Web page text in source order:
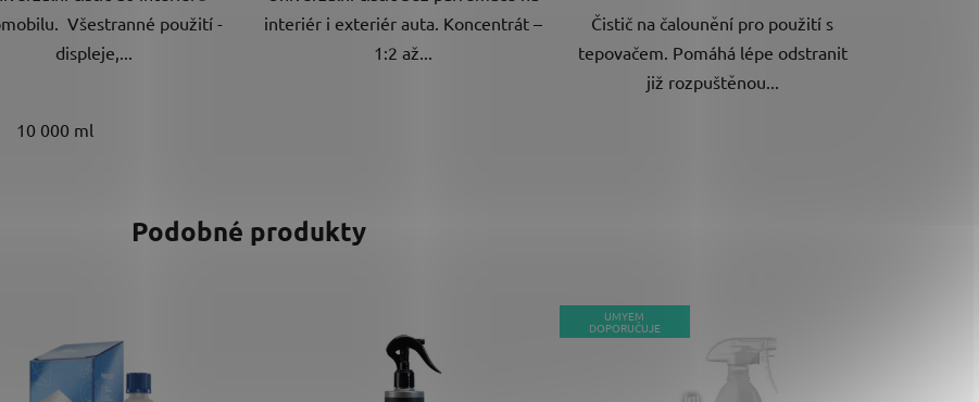
Všestranné použití -
displeje,...
10 000 ml
interiér i exteriér auta. Koncentrát –
1:2 až...
Čistič na čalounění pro použití s
tepovačem. Pomáhá lépe odstranit
již rozpuštěnou...
Podobné produkty
UMYEM
DOPORUČUJE